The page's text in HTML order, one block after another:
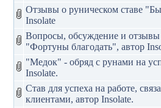
Отзывы о руническом ставе
Insolate
Вопросы, обсуждение и отзывы
"Фортуны благодать", автор
"Медок" - обряд с рунами на
Insolate.
Став для успеха на работе,
клиентами, автор Insolate.